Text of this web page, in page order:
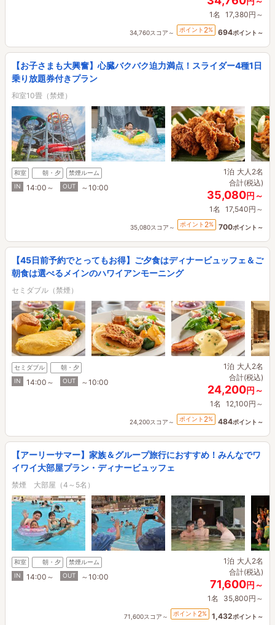
1名 17,380円～
34,760スコア～ ポイント 2% 694ポイント～
【お子さまも大興奮】心臓バクバク迫力満点！スライダー4種1日
乗り放題券付きプラン
和室10畳（禁煙）
和室 朝・夕
禁煙ルーム
IN
14:00～ OUT ～10:00
1泊 大人2名
合計(税込)
35,080円～
1名 17,540円～
35,080スコア～ ポイント 2% 700ポイント～
【45日前予約でとってもお得】ご夕食はディナービュッフェ＆ご
朝食は選べるメインのハワイアンモーニング
セミダブル（禁煙）
セミダブル
朝・夕
IN
14:00～ OUT ～10:00
1泊 大人2名
合計(税込)
24,200円～
1名 12,100円～
24,200スコア～ ポイント 2% 484ポイント～
【アーリーサマー】家族＆グループ旅行におすすめ！みんなでワ
イワイ大部屋プラン・ディナービュッフェ
禁煙 大部屋（4～5名）
和室 朝・夕
禁煙ルーム
IN
14:00～ OUT ～10:00
1泊 大人2名
合計(税込)
71,600円～
1名 35,800円～
71,600スコア～ ポイント 2% 1,432ポイント～